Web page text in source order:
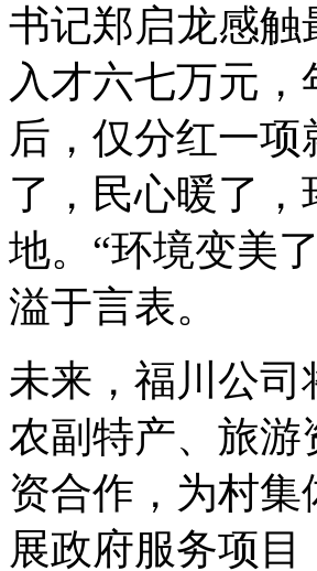
书记郑启龙感触
入才六七万元，
后，仅分红一
了，民心暖了
地。“环境变美
溢于言表。
未来，福川公司
农副特产、旅
资合作，为村
展政府服务项